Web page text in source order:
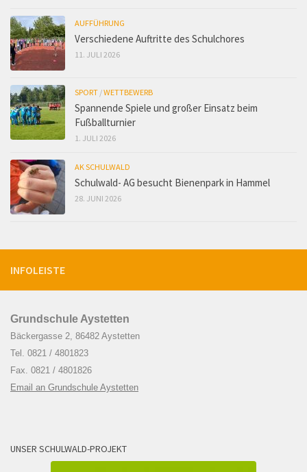
AUFFÜHRUNG
Verschiedene Auftritte des Schulchores
11. JULI 2026
SPORT /WETTBEWERB
Spannende Spiele und großer Einsatz beim
Fußballturnier
1. JULI 2026
AK SCHULWALD
Schulwald- AG besucht Bienenpark in Hammel
28. JUNI 2026
INFOLEISTE
Grundschule Aystetten
Bäckergasse 2, 86482 Aystetten
Tel. 0821 / 4801823
Fax. 0821 / 4801826
Email an Grundschule Aystetten
UNSER SCHULWALD-PROJEKT